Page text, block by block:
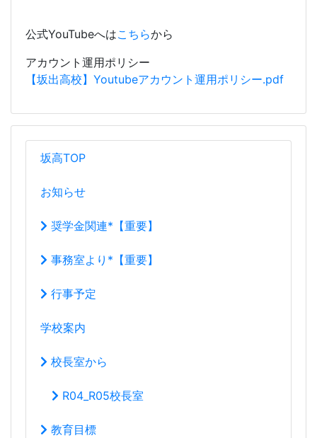
公式YouTubeへはこちらから
アカウント運用ポリシー
【坂出高校】Youtubeアカウント運用ポリシー.pdf
坂高TOP
お知らせ
奨学金関連*【重要】
事務室より*【重要】
行事予定
学校案内
校長室から
R04_R05校長室
教育目標